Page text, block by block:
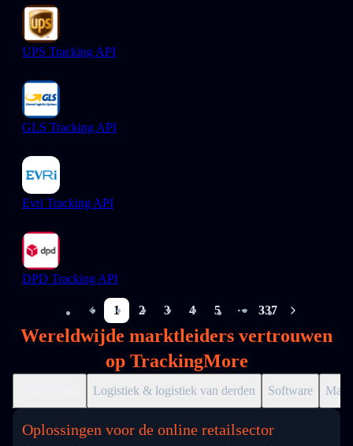
UPS Tracking API
GLS Tracking API
Evri Tracking API
DPD Tracking API
1 2 3 4 5
More pages
337
Wereldwijde marktleiders vertrouwen
op TrackingMore
Logistiek & logistiek van derden Software
Oplossingen voor de online retailsector